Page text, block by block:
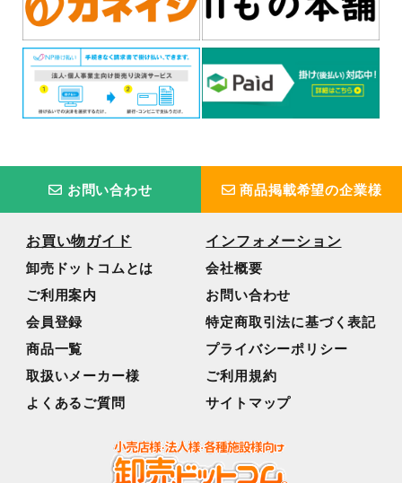
お問い合わせ 商品掲載希望の企業様
お買い物ガイド
卸売ドットコムとは
ご利用案内
会員登録
商品一覧
取扱いメーカー様
よくあるご質問
インフォメーション
会社概要
お問い合わせ
特定商取引法に基づく表記
プライバシーポリシー
ご利用規約
サイトマップ